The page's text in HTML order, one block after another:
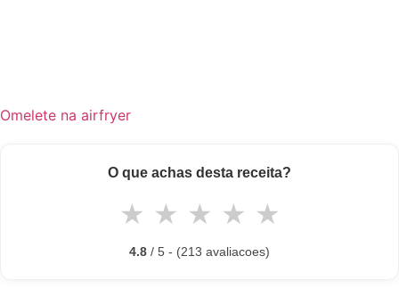
Omelete na airfryer
O que achas desta receita?
★ ★ ★ ★ ★
4.8 / 5 - (213 avaliacoes)